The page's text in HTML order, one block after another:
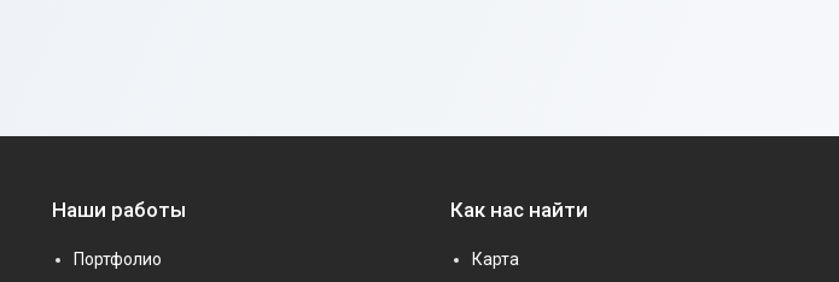
Наши работы
Портфолио
Как нас найти
Карта